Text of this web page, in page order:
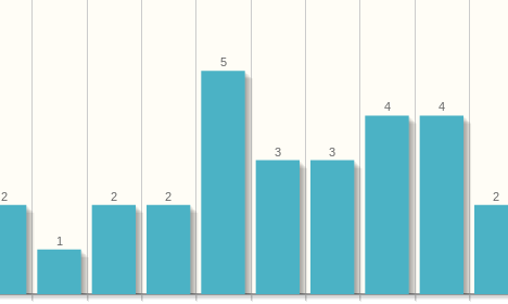
2
4
4
3
3
5
2
2
1
2